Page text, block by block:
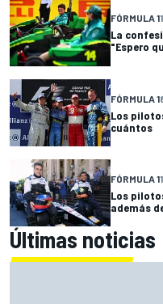
FÓRMULA 1
La
"Espero
FÓRMULA 1
Los
cuántos
FÓRMULA 1
Los
además
Últimas noticias